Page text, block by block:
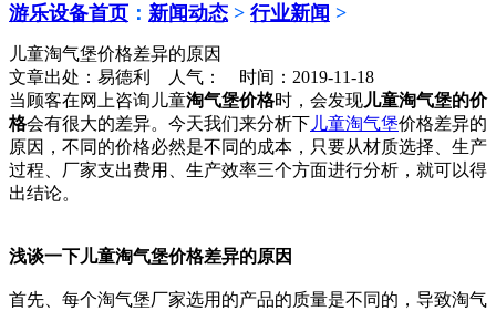
游乐设备首页 ： 新闻动态 > 行业新闻 >
儿童淘气堡价格差异的原因
文章出处：易德利 人气：
时间：2019-11-18
当顾客在网上咨询儿童淘气堡价格时，会发现儿童淘气堡的价
格会有很大的差异。今天我们来分析下 儿童淘气堡价格差异的
原因，不同的价格必然是不同的成本，只要从材质选择、生产
过程、厂家支出费用、生产效率三个方面进行分析，就可以得
出结论。
浅谈一下儿童淘气堡价格差异的原因
首先、每个淘气堡厂家选用的产品的质量是不同的，导致淘气